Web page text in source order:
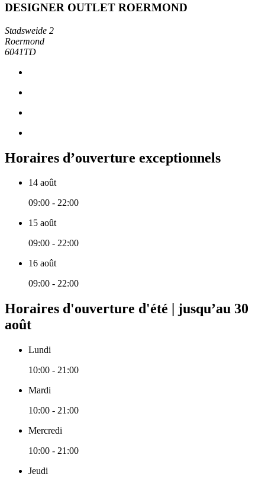
DESIGNER OUTLET ROERMOND
Stadsweide 2
Roermond
6041TD
Horaires d’ouverture exceptionnels
14 août
09:00 - 22:00
15 août
09:00 - 22:00
16 août
09:00 - 22:00
Horaires d'ouverture d'été | jusqu’au 30
août
Lundi
10:00 - 21:00
Mardi
10:00 - 21:00
Mercredi
10:00 - 21:00
Jeudi